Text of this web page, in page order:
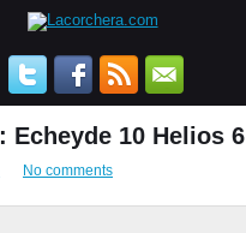
Echeyde 10 Helios 6
No comments